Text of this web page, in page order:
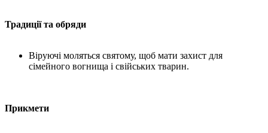
Традиції та обряди
Віруючі моляться святому, щоб мати захист для
сімейного вогнища і свійських тварин.
Прикмети